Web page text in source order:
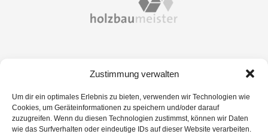
Zustimmung verwalten
Um dir ein optimales Erlebnis zu bieten, verwenden wir Technologien wie
Cookies, um Geräteinformationen zu speichern und/oder darauf
zuzugreifen. Wenn du diesen Technologien zustimmst, können wir Daten
wie das Surfverhalten oder eindeutige IDs auf dieser Website verarbeiten.